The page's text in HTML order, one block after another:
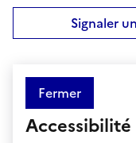
Signaler
Fermer
Accessibilité